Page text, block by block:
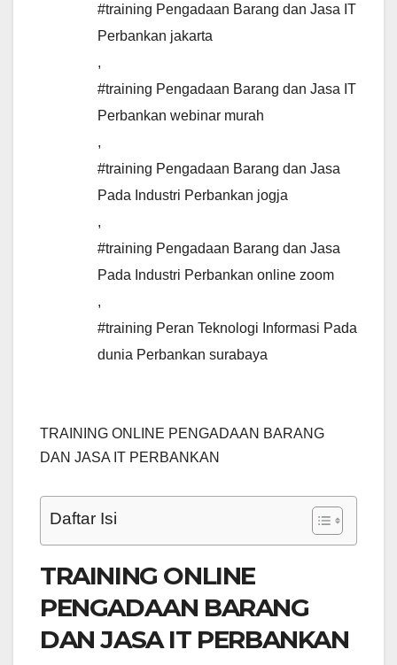
#training Pengadaan Barang dan Jasa IT
Perbankan jakarta
,
#training Pengadaan Barang dan Jasa IT
Perbankan webinar murah
,
#training Pengadaan Barang dan Jasa
Pada Industri Perbankan jogja
,
#training Pengadaan Barang dan Jasa
Pada Industri Perbankan online zoom
,
#training Peran Teknologi Informasi Pada
dunia Perbankan surabaya
TRAINING ONLINE PENGADAAN BARANG
DAN JASA IT PERBANKAN
Daftar Isi
TRAINING ONLINE
PENGADAAN BARANG
DAN JASA IT PERBANKAN